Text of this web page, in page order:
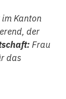
Kanton
der
Frau
das